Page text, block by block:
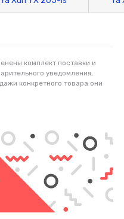
комплект поставки и
уведомления,
конкретного товара они